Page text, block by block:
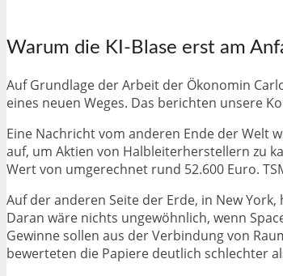
Warum die KI-Blase erst am
Auf Grundlage der Arbeit der Ökonomin
eines neuen Weges. Das berichten unsere
Eine Nachricht vom anderen Ende der Welt
auf, um Aktien von Halbleiterherstellern zu
Wert von umgerechnet rund 52.600 Euro.
Auf der anderen Seite der Erde, in New
Daran wäre nichts ungewöhnlich, wenn
Gewinne sollen aus der Verbindung von
bewerteten die Papiere deutlich schlechter